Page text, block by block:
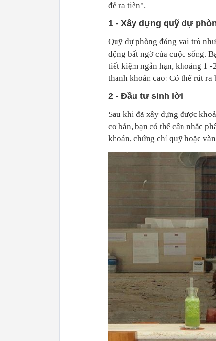
đẻ ra tiền".
1 - Xây dựng quỹ dự
Quỹ dự phòng đóng vai trò
động bất ngờ của cuộc sống.
tiết kiệm ngắn hạn, khoảng 1
thanh khoản cao: Có thể rút
2 - Đầu tư sinh lời
Sau khi đã xây dựng được
cơ bản, bạn có thể cân nhắc
khoán, chứng chỉ quỹ hoặc